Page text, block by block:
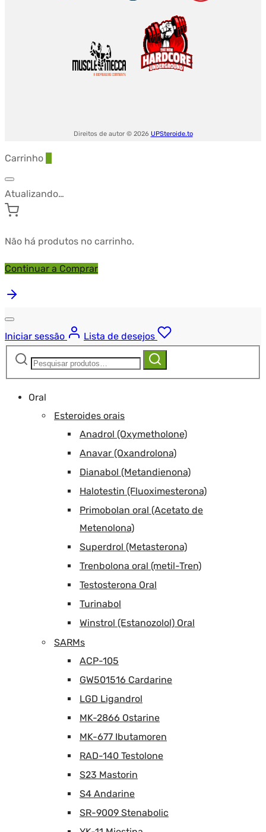
Direitos de autor © 2026 UPSteroide.to
Carrinho
Atualizando…
Não há produtos no carrinho.
Continuar a Comprar
Iniciar sessão
Lista de desejos
Pesquisar
Pesquisa
Oral
Esteroides orais
Anadrol (Oxymetholone)
Anavar (Oxandrolona)
Dianabol (Metandienona)
Halotestin (Fluoximesterona)
Primobolan oral (Acetato de
Metenolona)
Superdrol (Metasterona)
Trenbolona oral (metil-Tren)
Testosterona Oral
Turinabol
Winstrol (Estanozolol) Oral
SARMs
ACP-105
GW501516 Cardarine
LGD Ligandrol
MK-2866 Ostarine
MK-677 Ibutamoren
RAD-140 Testolone
S23 Mastorin
S4 Andarine
SR-9009 Stenabolic